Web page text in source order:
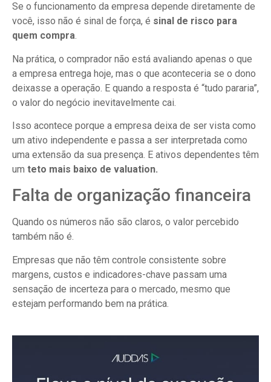
Se o funcionamento da empresa depende diretamente de
você, isso não é sinal de força, é sinal de risco para
quem compra.
Na prática, o comprador não está avaliando apenas o que
a empresa entrega hoje, mas o que aconteceria se o dono
deixasse a operação. E quando a resposta é “tudo pararia”,
o valor do negócio inevitavelmente cai.
Isso acontece porque a empresa deixa de ser vista como
um ativo independente e passa a ser interpretada como
uma extensão da sua presença. E ativos dependentes têm
um teto mais baixo de valuation.
Falta de organização financeira
Quando os números não são claros, o valor percebido
também não é.
Empresas que não têm controle consistente sobre
margens, custos e indicadores-chave passam uma
sensação de incerteza para o mercado, mesmo que
estejam performando bem na prática.